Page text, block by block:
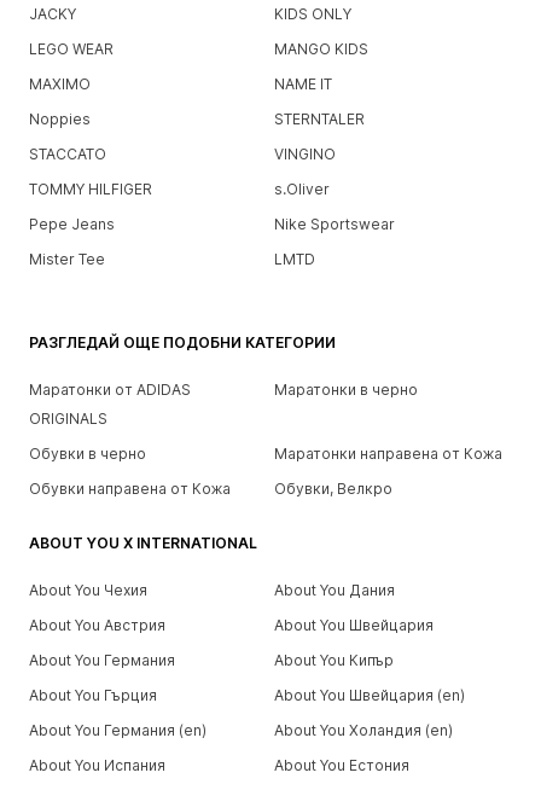
JACKY
KIDS ONLY
LEGO WEAR
MANGO KIDS
MAXIMO
NAME IT
Noppies
STERNTALER
STACCATO
VINGINO
TOMMY HILFIGER
s.Oliver
Pepe Jeans
Nike Sportswear
Mister Tee
LMTD
РАЗГЛЕДАЙ ОЩЕ ПОДОБНИ КАТЕГОРИИ
Маратонки от ADIDAS
ORIGINALS
Маратонки в черно
Обувки в черно
Маратонки направена от Кожа
Обувки направена от Кожа
Обувки, Велкро
ABOUT YOU X INTERNATIONAL
About You Чехия
About You Дания
About You Австрия
About You Швейцария
About You Германия
About You Кипър
About You Гърция
About You Швейцария (en)
About You Германия (en)
About You Холандия (en)
About You Испания
About You Естония